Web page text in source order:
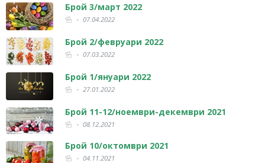
Брой 3/март 2022
07.04.2022
Брой 2/февруари 2022
07.03.2022
Брой 1/януари 2022
27.01.2022
Брой 11-12/ноември-декември 2021
08.12.2021
Брой 10/октомври 2021
04.11.2021